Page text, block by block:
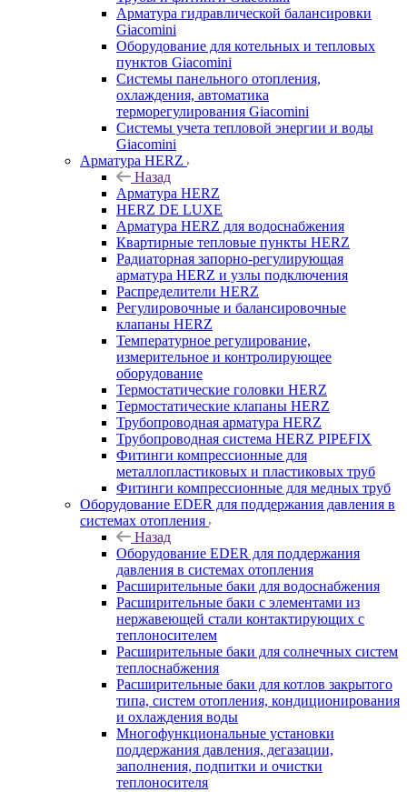
Арматура гидравлической балансировки
Giacomini
Оборудование для котельных и тепловых
пунктов Giacomini
Системы панельного отопления,
охлаждения, автоматика
терморегулирования Giacomini
Системы учета тепловой энергии и воды
Giacomini
Арматура HERZ
Назад
Арматура HERZ
HERZ DE LUXE
Арматура HERZ для водоснабжения
Квартирные тепловые пункты HERZ
Радиаторная запорно-регулирующая
арматура HERZ и узлы подключения
Распределители HERZ
Регулировочные и балансировочные
клапаны HERZ
Температурное регулирование,
измерительное и контролирующее
оборудование
Термостатические головки HERZ
Термостатические клапаны HERZ
Трубопроводная арматура HERZ
Трубопроводная система HERZ PIPEFIX
Фитинги компрессионные для
металлопластиковых и пластиковых труб
Фитинги компрессионные для медных труб
Оборудование EDER для поддержания давления в
системах отопления
Назад
Оборудование EDER для поддержания
давления в системах отопления
Расширительные баки для водоснабжения
Расширительные баки с элементами из
нержавеющей стали контактирующих с
теплоносителем
Расширительные баки для солнечных систем
теплоснабжения
Расширительные баки для котлов закрытого
типа, систем отопления, кондиционирования
и охлаждения воды
Многофункциональные установки
поддержания давления, дегазации,
заполнения, подпитки и очистки
теплоносителя